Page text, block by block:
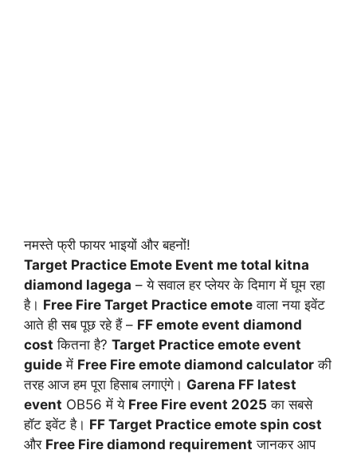
नमस्ते फ्री फायर भाइयों और बहनों!
Target Practice Emote Event me total kitna
diamond lagega – ये सवाल हर प्लेयर के दिमाग में घूम रहा
है। Free Fire Target Practice emote वाला नया इवेंट
आते ही सब पूछ रहे हैं – FF emote event diamond
cost कितना है? Target Practice emote event
guide में Free Fire emote diamond calculator की
तरह आज हम पूरा हिसाब लगाएंगे। Garena FF latest
event OB56 में ये Free Fire event 2025 का सबसे
हॉट इवेंट है। FF Target Practice emote spin cost
और Free Fire diamond requirement जानकर आप